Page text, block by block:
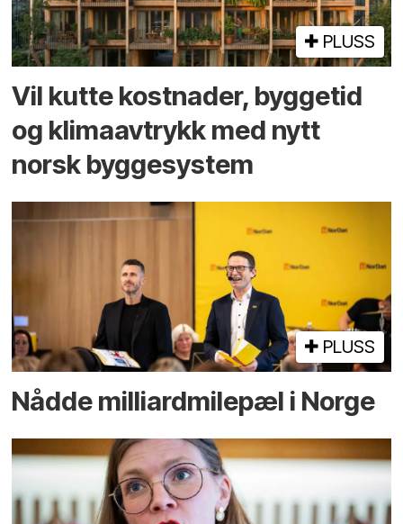
PLUSS
Vil kutte kostnader, byggetid
og klima­avtrykk med nytt
norsk bygge­system
PLUSS
Nådde milliard­­milepæl i Norge